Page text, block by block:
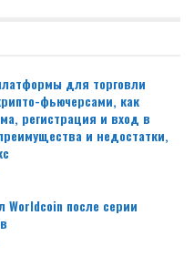
для торговли
фьючерсами, как
регистрация и вход в
и недостатки,
Worldcoin после серии